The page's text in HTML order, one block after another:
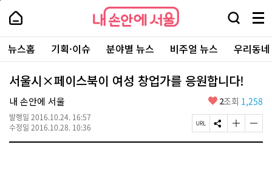
본
로
가
내
손
안
에
서
울
-
서
울
시
대
표
소
내
손
에
울
검
창
열
기
메
뉴
전
체
보
주
요
서
뉴스홈 기획·이슈 분야별 뉴스 비주얼 뉴스 우리동
서울시×페이스북이 여성 창업가를 응원합니다!
내 손안에 서울
발행일 2016.10.24. 16:57
수정일 2016.10.28. 10:36
좋
요
2조회 1,258
페
이
S
N
글
자
글
자
페
상
단
로